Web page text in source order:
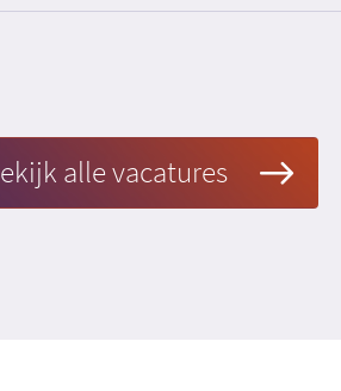
alle vacatures